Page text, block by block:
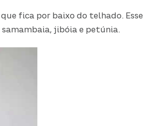
fica por baixo do telhado. Esse
jibóia e petúnia.